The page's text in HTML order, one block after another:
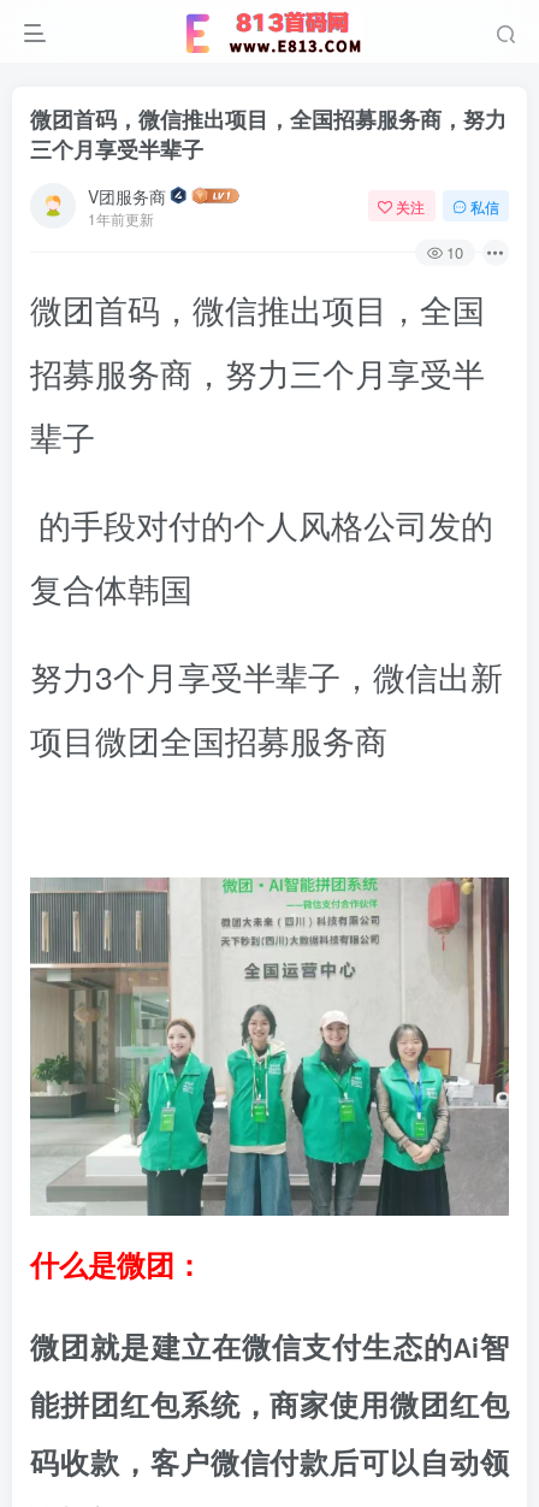
微团首码，微信推出项目，全国招募服务商，努力
三个月享受半辈子
V团服务商
1年前更新
关注 私信
10
微团首码，微信推出项目，全国
招募服务商，努力三个月享受半
辈子
的手段对付的个人风格公司发的
复合体韩国
努力3个月享受半辈子，微信出新
项目微团全国招募服务商
什么是微团：
微团就是建立在微信支付生态的Ai智
能拼团红包系统，商家使用微团红包
码收款，客户微信付款后可以自动领